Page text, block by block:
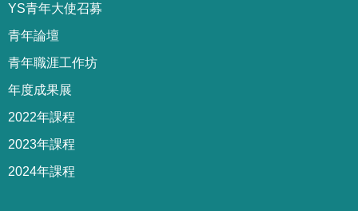
YS青年大使召募
青年論壇
青年職涯工作坊
年度成果展
2022年課程
2023年課程
2024年課程